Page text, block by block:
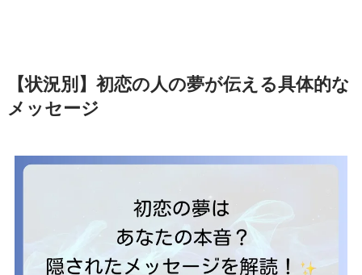
【状況別】初恋の人の夢が伝える具体的な
メッセージ